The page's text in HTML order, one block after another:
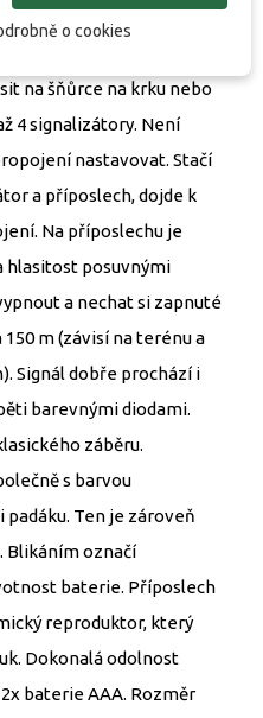
na šňůrce na krku nebo
4 signalizátory. Není
nastavovat. Stačí
a příposlech, dojde k
Na příposlechu je
hlasitost posuvnými
a nechat si zapnuté
m (závisí na terénu a
Signál dobře prochází i
barevnými diodami.
záběru.
s barvou
Ten je zároveň
Blikáním označí
baterie. Příposlech
reproduktor, který
Dokonalá odolnost
baterie AAA. Rozměr
o cookies